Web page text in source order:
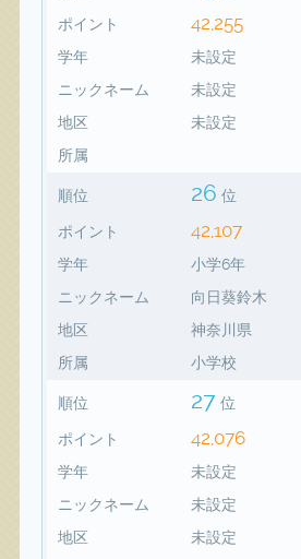
ポイント 42,255
学年
未設定
ニックネーム
未設定
地区
未設定
所属
順位 26 位
ポイント 42,107
学年
小学6年
ニックネーム
向日葵鈴木
地区
神奈川県
所属
小学校
順位 27 位
ポイント 42,076
学年
未設定
ニックネーム
未設定
地区
未設定